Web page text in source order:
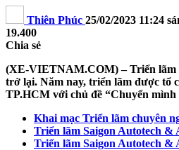
Thiên Phúc 25/02/2023 11:24
19.400
Chia sẻ
(XE-VIETNAM.COM) – Triển lãm
trở lại. Năm nay, triển lãm được tổ
TP.HCM với chủ đề “Chuyển
Khai mạc Triển lãm chuyên
Triển lãm Saigon Autotech &
Triển lãm Saigon Autotech &